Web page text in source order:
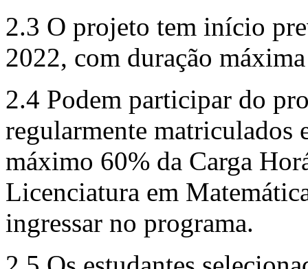
2.3 O projeto tem início
2022, com duração
2.4 Podem participar do
regularmente matriculados
máximo 60% da Carga
Licenciatura em
ingressar no programa.